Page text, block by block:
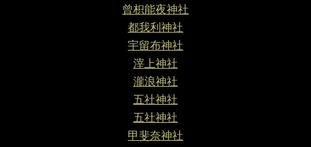
曾枳能夜神社
都我利神社
宇留布神社
滓上神社
瀧浪神社
五社神社
五社神社
甲斐奈神社